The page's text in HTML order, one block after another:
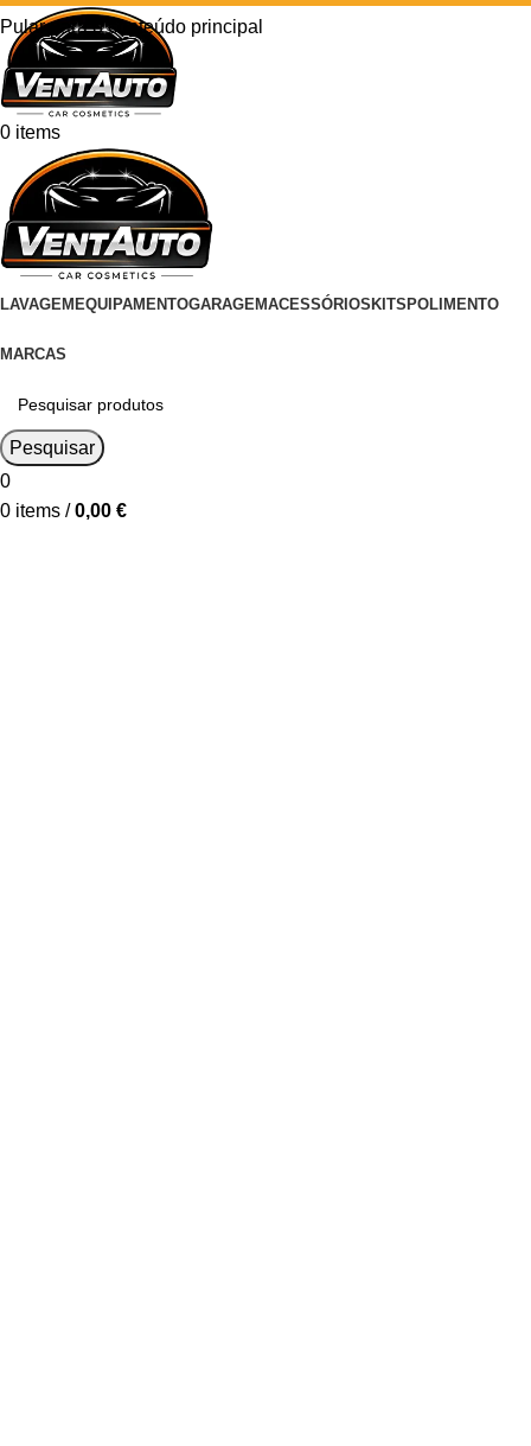
Pular para o conteúdo principal
0 items
LAVAGEMEQUIPAMENTOGARAGEMACESSÓRIOSKITSPOLIMENTO
MARCAS
Pesquisar
0
0 items / 0,00 €